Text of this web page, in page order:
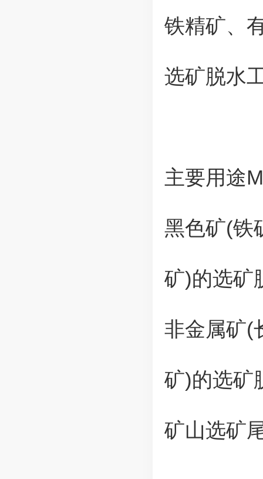
铁精矿、
选矿脱水
主要用途
黑色矿(铁
矿)的选矿
非金属矿(
矿)的选矿
矿山选矿